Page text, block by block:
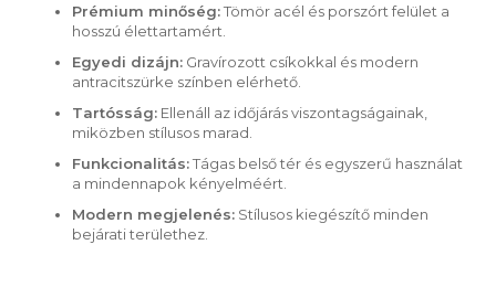
Prémium minőség:Tömör acél és porszórt felület a
hosszú élettartamért.
Egyedi dizájn: Gravírozott csíkokkal és modern
antracitszürke színben elérhető.
Tartósság: Ellenáll az időjárás viszontagságainak,
miközben stílusos marad.
Funkcionalitás:Tágas belső tér és egyszerű használat
a mindennapok kényelméért.
Modern megjelenés: Stílusos kiegészítő minden
bejárati területhez.